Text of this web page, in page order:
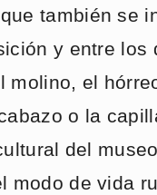
también se
y entre los
molino, el
o la
del
modo de vida